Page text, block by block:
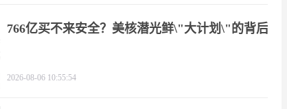
766亿买不来安全？美核潜光鲜\"大计划\"的背后
2026-08-06 10:55:54